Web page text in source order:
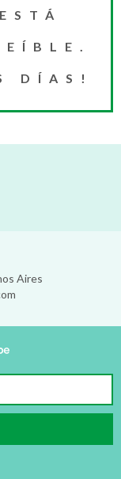
DÍAS!
Aires